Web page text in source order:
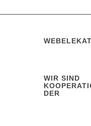
WIR SIND
DER